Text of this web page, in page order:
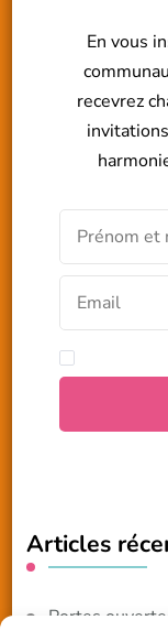
En vous
recevrez
Articles
Portes